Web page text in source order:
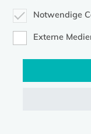
zurück zur
Notwendige
Externe